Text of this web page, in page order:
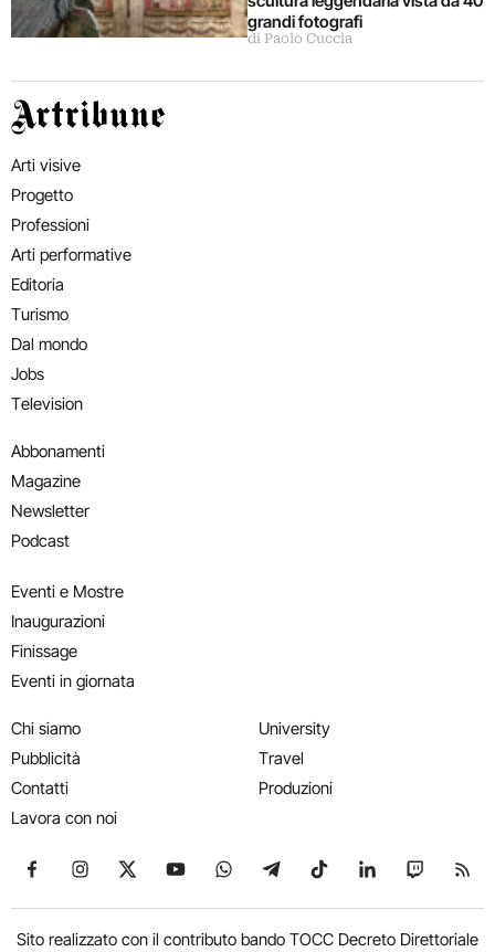
grandi fotografi
di Paolo Cuccia
Artribune
Arti visive
Progetto
Professioni
Arti performative
Editoria
Turismo
Dal mondo
Jobs
Television
Abbonamenti
Magazine
Newsletter
Podcast
Eventi e Mostre
Inaugurazioni
Finissage
Eventi in giornata
Chi siamo
Pubblicità
Contatti
Lavora con noi
University
Travel
Produzioni
Seguici su Facebook
Seguici su Instagram
Seguici su X
Seguici su YouTube
Seguici su WhatsApp
Seguici su Telegram
Seguici su TikTok
Seguici su
Seguici
Sito realizzato con il contributo bando TOCC Decreto Direttoriale